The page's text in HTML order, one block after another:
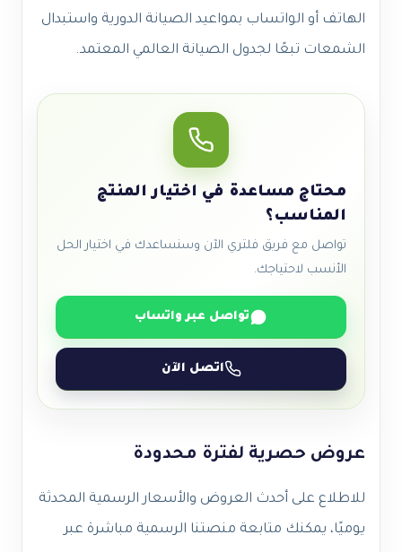
الهاتف أو الواتساب بمواعيد الصيانة الدورية واستبدال
الشمعات تبعًا لجدول الصيانة العالمي المعتمد.
محتاج مساعدة في اختيار المنتج
المناسب؟
تواصل مع فريق فلتري الآن وسنساعدك في اختيار الحل
الأنسب لاحتياجك.
تواصل عبر واتساب
اتصل الآن
عروض حصرية لفترة محدودة
للاطلاع على أحدث العروض والأسعار الرسمية المحدثة
يوميًا، يمكنك متابعة منصتنا الرسمية مباشرة عبر